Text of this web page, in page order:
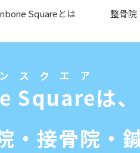
Squareとは 整骨院
Square
スクエア
は
・接骨院・